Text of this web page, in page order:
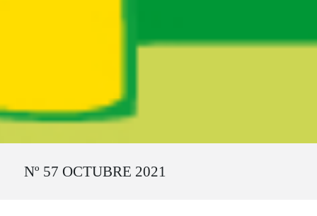
Nº 57 OCTUBRE 2021